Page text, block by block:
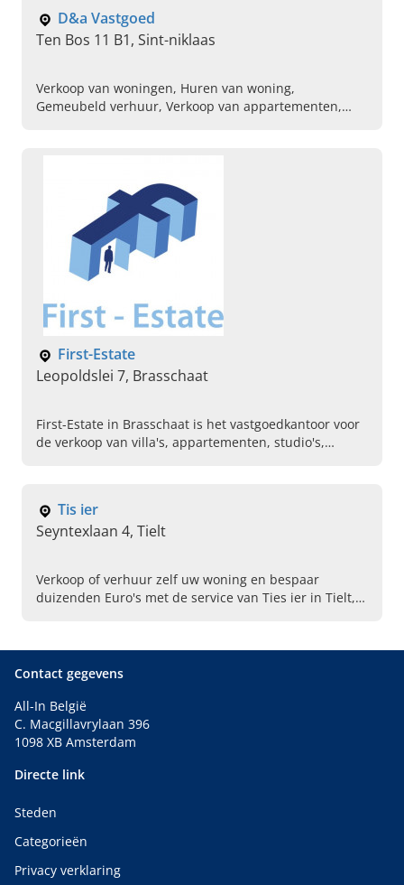
D&a Vastgoed
Ten Bos 11 B1, Sint-niklaas
Verkoop van woningen, Huren van woning,
Gemeubeld verhuur, Verkoop van appartementen,
First-Estate
Leopoldslei 7, Brasschaat
First-Estate in Brasschaat is het vastgoedkantoor voor
de verkoop van villa's, appartementen, studio's,
Tis ier
Seyntexlaan 4, Tielt
Verkoop of verhuur zelf uw woning en bespaar
duizenden Euro's met de service van Ties ier in Tielt,
Contact gegevens
All-In België
C. Macgillavrylaan 396
1098 XB Amsterdam
Directe link
Steden
Categorieën
Privacy verklaring